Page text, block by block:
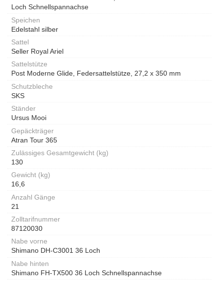
Loch Schnellspannachse
Speichen
Edelstahl silber
Sattel
Seller Royal Ariel
Sattelstütze
Post Moderne Glide, Federsattelstütze, 27,2 x 350 mm
Schutzbleche
SKS
Ständer
Ursus Mooi
Gepäckträger
Atran Tour 365
Zulässiges Gesamtgewicht (kg)
130
Gewicht (kg)
16,6
Anzahl Gänge
21
Zolltarifnummer
87120030
Nabe vorne
Shimano DH-C3001 36 Loch
Nabe hinten
Shimano FH-TX500 36 Loch Schnellspannachse